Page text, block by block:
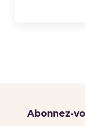
Abonnez-